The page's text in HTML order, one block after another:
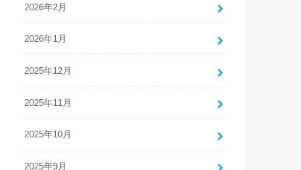
2026年2月
2026年1月
2025年12月
2025年11月
2025年10月
2025年9月